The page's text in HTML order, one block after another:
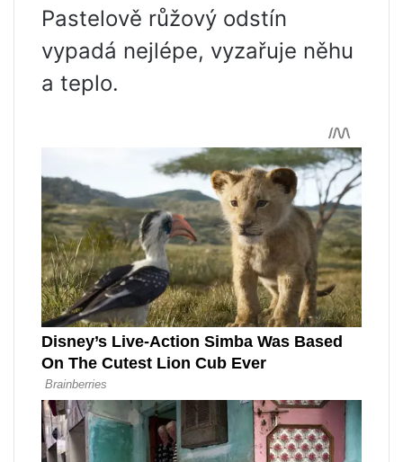
Pastelově růžový odstín
vypadá nejlépe, vyzařuje něhu
a teplo.